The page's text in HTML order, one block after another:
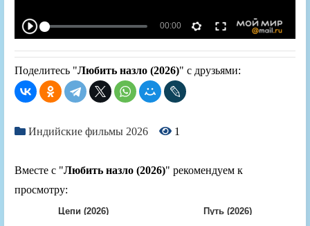
Поделитесь "Любить назло (2026)" с друзьями:
Индийские фильмы 2026 1
Вместе с "Любить назло (2026)" рекомендуем к
просмотру:
Цепи (2026) Путь (2026)